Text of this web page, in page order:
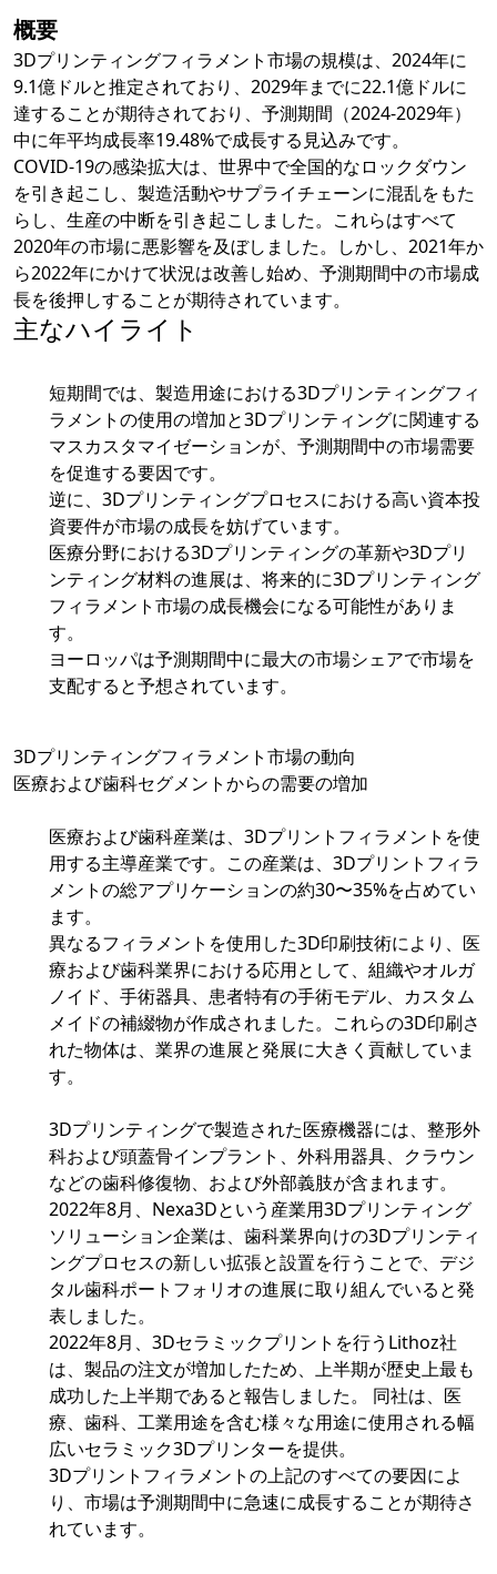
概要
3Dプリンティングフィラメント市場の規模は、2024年に
9.1億ドルと推定されており、2029年までに22.1億ドルに
達することが期待されており、予測期間（2024-2029年）
中に年平均成長率19.48%で成長する見込みです。
COVID-19の感染拡大は、世界中で全国的なロックダウン
を引き起こし、製造活動やサプライチェーンに混乱をもた
らし、生産の中断を引き起こしました。これらはすべて
2020年の市場に悪影響を及ぼしました。しかし、2021年か
ら2022年にかけて状況は改善し始め、予測期間中の市場成
長を後押しすることが期待されています。
主なハイライト
短期間では、製造用途における3Dプリンティングフィ
ラメントの使用の増加と3Dプリンティングに関連する
マスカスタマイゼーションが、予測期間中の市場需要
を促進する要因です。
逆に、3Dプリンティングプロセスにおける高い資本投
資要件が市場の成長を妨げています。
医療分野における3Dプリンティングの革新や3Dプリ
ンティング材料の進展は、将来的に3Dプリンティング
フィラメント市場の成長機会になる可能性がありま
す。
ヨーロッパは予測期間中に最大の市場シェアで市場を
支配すると予想されています。
3Dプリンティングフィラメント市場の動向
医療および歯科セグメントからの需要の増加
医療および歯科産業は、3Dプリントフィラメントを使
用する主導産業です。この産業は、3Dプリントフィラ
メントの総アプリケーションの約30〜35%を占めてい
ます。
異なるフィラメントを使用した3D印刷技術により、医
療および歯科業界における応用として、組織やオルガ
ノイド、手術器具、患者特有の手術モデル、カスタム
メイドの補綴物が作成されました。これらの3D印刷さ
れた物体は、業界の進展と発展に大きく貢献していま
す。
3Dプリンティングで製造された医療機器には、整形外
科および頭蓋骨インプラント、外科用器具、クラウン
などの歯科修復物、および外部義肢が含まれます。
2022年8月、Nexa3Dという産業用3Dプリンティング
ソリューション企業は、歯科業界向けの3Dプリンティ
ングプロセスの新しい拡張と設置を行うことで、デジ
タル歯科ポートフォリオの進展に取り組んでいると発
表しました。
2022年8月、3Dセラミックプリントを行うLithoz社
は、製品の注文が増加したため、上半期が歴史上最も
成功した上半期であると報告しました。 同社は、医
療、歯科、工業用途を含む様々な用途に使用される幅
広いセラミック3Dプリンターを提供。
3Dプリントフィラメントの上記のすべての要因によ
り、市場は予測期間中に急速に成長することが期待さ
れています。